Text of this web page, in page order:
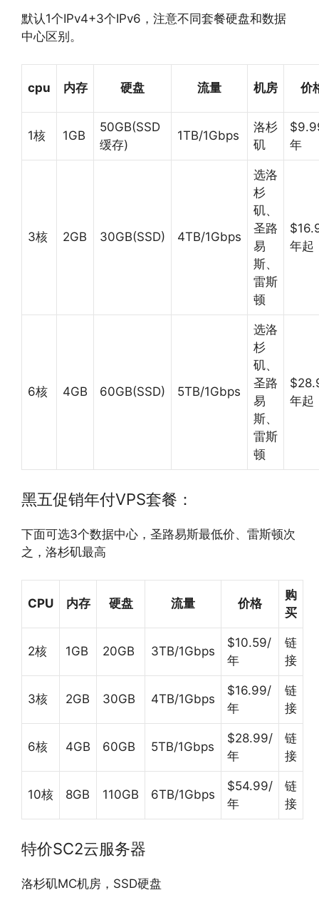
默认1个IPv4+3个IPv6，注意不同套餐硬盘和数据
中心区别。
cpu 内存 硬盘 流量 机房 价
1核 1GB
50GB(SSD
缓存)
1TB/1Gbps
洛杉
矶
年
3核 2GB 30GB(SSD) 4TB/1Gbps
选洛
杉
矶、
圣路
易
斯、
雷斯
顿
年起
6核 4GB 60GB(SSD) 5TB/1Gbps
选洛
杉
矶、
圣路
易
斯、
雷斯
顿
年起
黑五促销年付VPS套餐：
下面可选3个数据中心，圣路易斯最低价、雷斯顿次
之，洛杉矶最高
CPU 内存 硬盘 流量 价格
购
买
2核 1GB 20GB 3TB/1Gbps
$10.59/
年
链
接
3核 2GB 30GB 4TB/1Gbps
$16.99/
年
链
接
6核 4GB 60GB 5TB/1Gbps
$28.99/
年
链
接
10核 8GB 110GB 6TB/1Gbps
$54.99/
年
链
接
特价SC2云服务器
洛杉矶MC机房，SSD硬盘